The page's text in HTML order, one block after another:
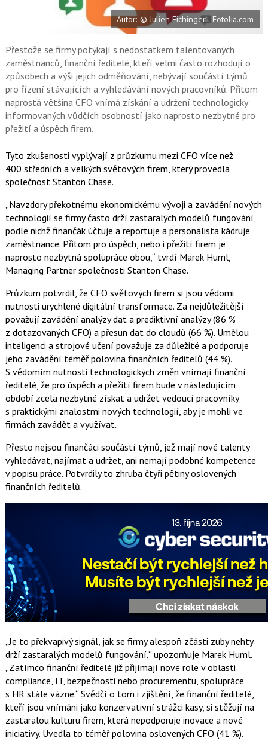
b
o
o
X
Autor: © Julien Eichinger - Fotolia.com
Přestože se firmy potýkají s nedostatkem talentovaných
zaměstnanců, finanční ředitelé, kteří velmi často rozhodují o
způsobech a výši jejich odměňování, nebývají součástí týmů
pro řízení stávajících a vyhledávání nových pracovníků. Přitom
naprostá většina CFO vnímá získání a udržení technologicky
informovaných vůdčích osobností jako naprosto nezbytné pro
přežití a úspěch firem.
Tyto zkušenosti vyplývají z průzkumu mezi CFO více než
400 středních a velkých světových firem, který provedla
společnost Stanton Chase.
„Navzdory překotnému ekonomickému vývoji a zavádění nových
technologií se firmy často drží zastaralých modelů fungování,
podle nichž finančák účtuje a reportuje a personalista kádruje
zaměstnance. Přitom pro úspěch, nebo i přežití firem je
naprosto nezbytná spolupráce obou,“ tvrdí Marek Huml,
Managing Partner společnosti Stanton Chase.
Průzkum potvrdil, že CFO světových firem si jsou vědomi
nutnosti urychlené digitální transformace. Za nejdůležitější
považují zavádění analýzy dat a prediktivní analýzy (86 %
z dotazovaných CFO) a přesun dat do cloudů (66 %). Umělou
inteligenci a strojové učení považuje za důležité a podporuje
jeho zavádění téměř polovina finančních ředitelů (44 %).
S vědomím nutnosti technologických změn vnímají finanční
ředitelé, že pro úspěch a přežití firem bude v následujícím
období zcela nezbytné získat a udržet vedoucí pracovníky
s praktickými znalostmi nových technologií, aby je mohli ve
firmách zavádět a využívat.
Přesto nejsou finančáci součástí týmů, jež mají nové talenty
vyhledávat, najímat a udržet, ani nemají podobné kompetence
v popisu práce. Potvrdily to zhruba čtyři pětiny oslovených
finančních ředitelů.
„Je to překvapivý signál, jak se firmy alespoň zčásti zuby nehty
drží zastaralých modelů fungování,“ upozorňuje Marek Huml.
„Zatímco finanční ředitelé již přijímají nové role v oblasti
compliance, IT, bezpečnosti nebo procurementu, spolupráce
s HR stále vázne.“ Svědčí o tom i zjištění, že finanční ředitelé,
kteří jsou vnímáni jako konzervativní strážci kasy, si stěžují na
zastaralou kulturu firem, která nepodporuje inovace a nové
iniciativy. Uvedla to téměř polovina oslovených CFO (41 %).